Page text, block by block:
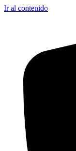
Ir al contenido